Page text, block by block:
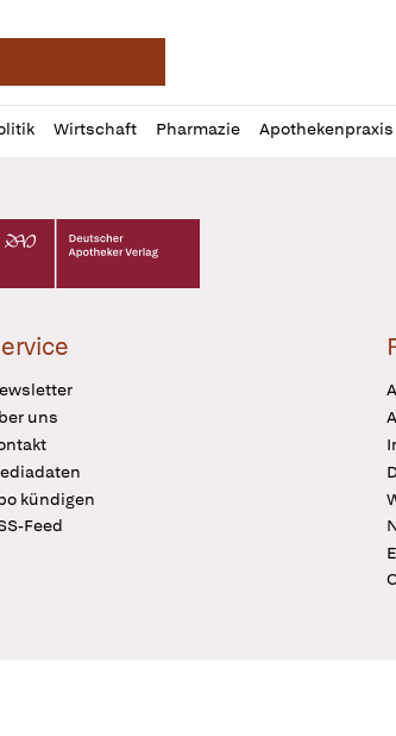
Wirtschaft Pharmazie Apothekenpraxis
Apotheker Verlag Logo
uns
kündigen
Feed